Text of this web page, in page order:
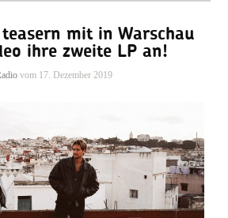
teasern mit in Warschau
ihre zweite LP an!
vom 17. Dezember 2019